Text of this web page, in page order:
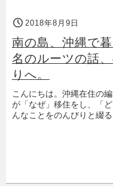
2018年8月9日
南の島、沖縄で
名のルーツの話
りへ。
こんにちは。沖縄在住の
が「なぜ」移住をし、「
んなことをのんびりと綴